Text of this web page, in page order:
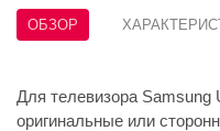
ОБЗОР
Для телевизора
оригинальные или